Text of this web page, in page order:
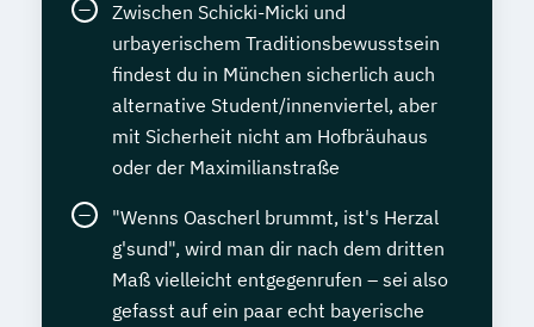
Zwischen Schicki-Micki und
urbayerischem Traditionsbewusstsein
findest du in München sicherlich auch
alternative Student/innenviertel, aber
mit Sicherheit nicht am Hofbräuhaus
oder der Maximilianstraße
"Wenns Oascherl brummt, ist's Herzal
g'sund", wird man dir nach dem dritten
Maß vielleicht entgegenrufen – sei also
gefasst auf ein paar echt bayerische